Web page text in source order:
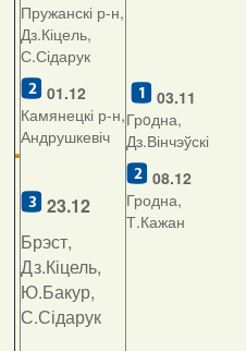
Пружанскі р-н,
Дз.Кіцель,
С.Сідарук
01.12
Камянецкі р-н,
Андрушкевіч
23.12
Брэст,
Дз.Кіцель,
Ю.Бакур,
С.Сідарук
03.11
Грoдна,
Дз.Вінчэўскі
08.12
Гродна,
Т.Кажан